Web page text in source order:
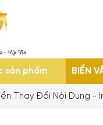
sản phẩm BIỂN
Thay Đổi Nội Dung -